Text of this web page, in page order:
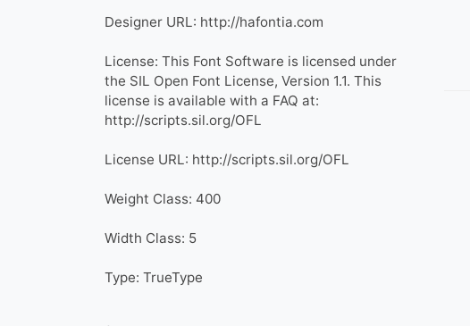
Designer URL: http://hafontia.com
License: This Font Software is licensed under
the SIL Open Font License, Version 1.1. This
license is available with a FAQ at:
http://scripts.sil.org/OFL
License URL: http://scripts.sil.org/OFL
Weight Class: 400
Width Class: 5
Type: TrueType